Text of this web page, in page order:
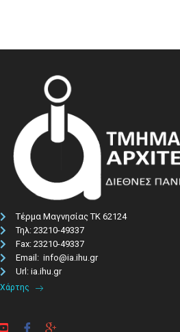
Τέρμα Μαγνησίας ΤΚ 62124
Τηλ: 23210-49337​
Fax: 23210-49337
Email: info@ia.ihu.gr
Url: ia.ihu.gr
Χάρτης